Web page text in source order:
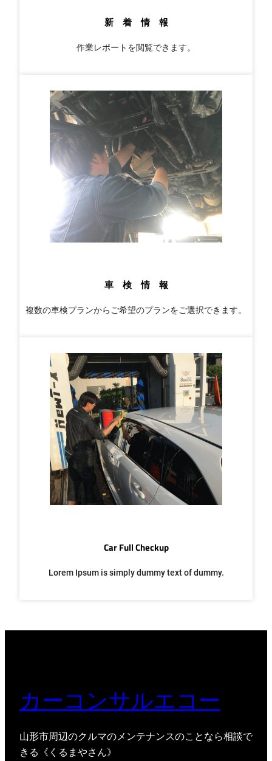
新 着 情 報
作業レポートを閲覧できます。
車 検 情 報
複数の車検プランからご希望のプランをご選択できます。
Car Full Checkup
Lorem Ipsum is simply dummy text of dummy.
カーコンサルエコー
山形市周辺のクルマのメンテナンスのことなら相談で
きる《くるまやさん》